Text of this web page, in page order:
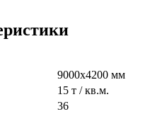
9000х4200 мм
15 т / кв.м.
36